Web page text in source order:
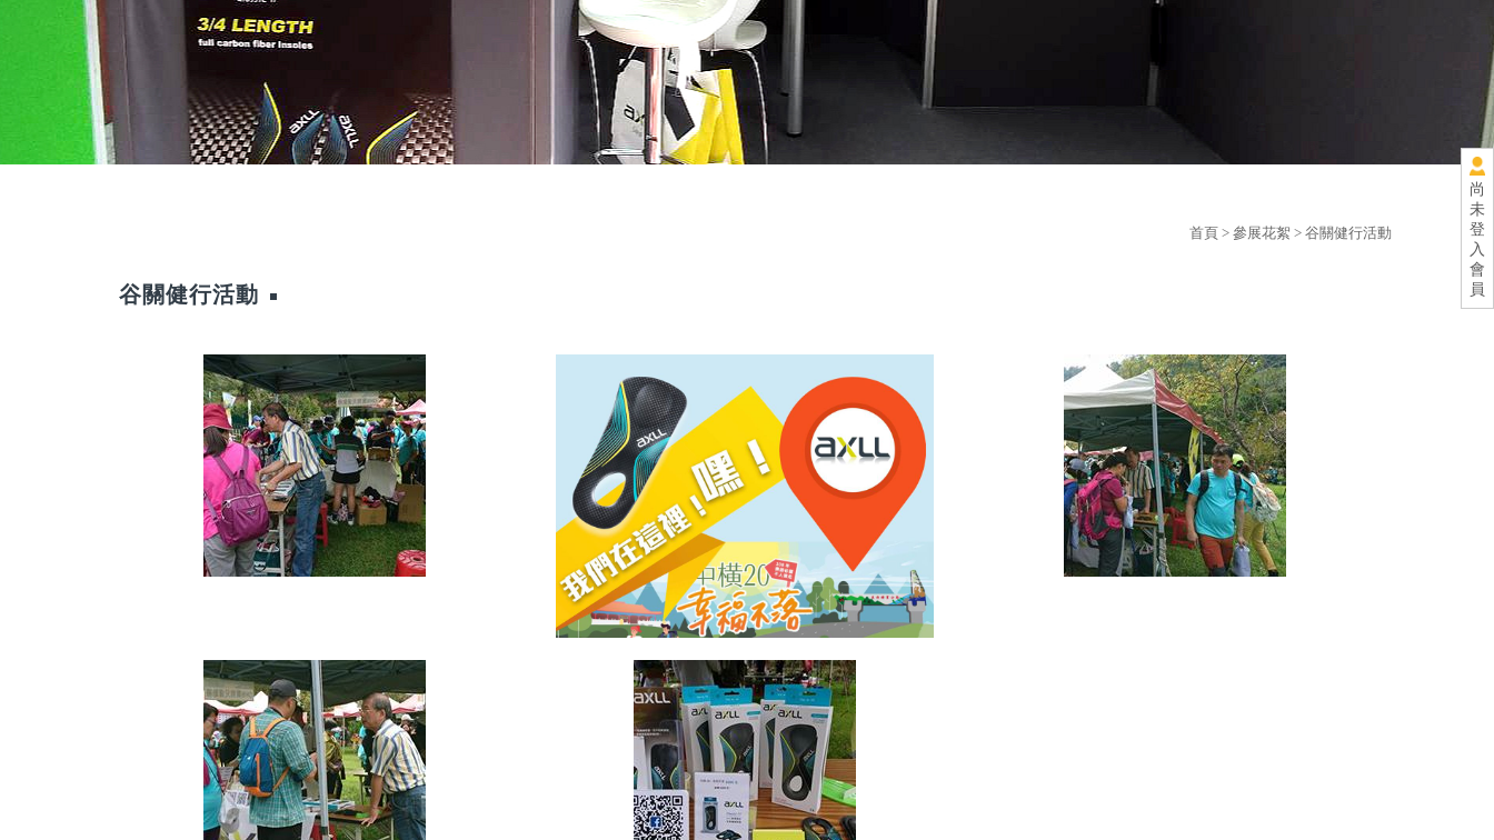
尚
未
登
入
會
員
首頁 > 參展花絮 > 谷關健行活動
谷關健行活動